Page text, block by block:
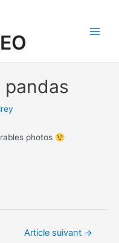
photos
Article suivant →